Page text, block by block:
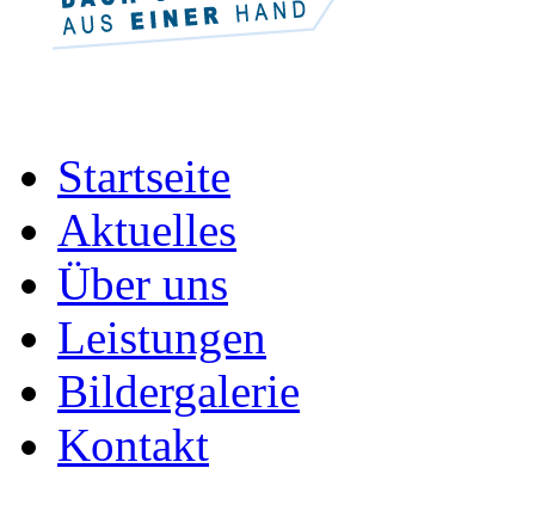
Startseite
Aktuelles
Über uns
Leistungen
Bildergalerie
Kontakt